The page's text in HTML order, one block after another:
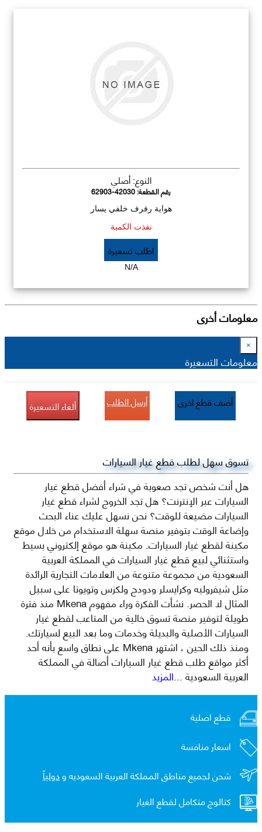
النوع: أصلي
رقم القطعة:62903-42030
هواية رفرف خلفي يسار
نفذت الكمية
اطلب تسعيرة
N/A
معلومات أخرى
×
معلومات التسعيرة
أضف قطع اخرى أرسل الطلب ألغاء التسعيرة
تسوق سهل لطلب قطع غيار السيارات
هل أنت شخص تجد صعوبة في شراء أفضل قطع غيار
السيارات عبر الإنترنت؟ هل تجد الخروج لشراء قطع غيار
السيارات مضيعة للوقت؟ نحن نسهل عليك عناء البحث
وإضاعة الوقت بتوفير منصة سهلة الاستخدام من خلال موقع
مكينة لقطع غيار السيارات. مكينة هو موقع إلكتروني بسيط
واستثنائي لبيع قطع غيار السيارات في المملكة العربية
السعودية من مجموعة متنوعة من العلامات التجارية الرائدة
مثل شيفروليه وكرايسلر ودودج ولكزس وتويوتا على سبيل
المثال لا الحصر. نشأت الفكرة وراء مفهوم Mkena منذ فترة
طويلة لتوفير منصة تسوق خالية من المتاعب لقطع غيار
السيارات الأصلية والبديلة وخدمات وما بعد البيع لسيارتك.
ومنذ ذلك الحين ، اشتهر Mkena على نطاق واسع بأنه أحد
أكثر مواقع طلب قطع غيار السيارات أصالة في المملكة
العربية السعودية...المزيد
قطع اصلية
اسعار منافسة
شحن لجميع مناطق المملكة العربية السعوديه ودولياً
كتالوج متكامل لقطع الغيار